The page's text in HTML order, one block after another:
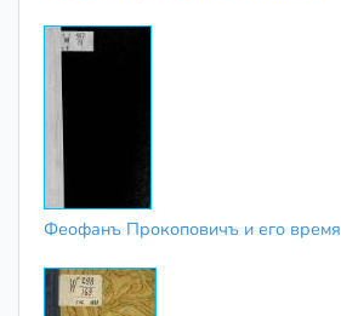
Феофанъ Прокоповичъ и его время